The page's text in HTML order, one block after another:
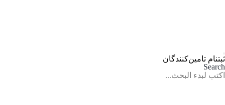
ثبتنام تامین‌کنندگان
Search